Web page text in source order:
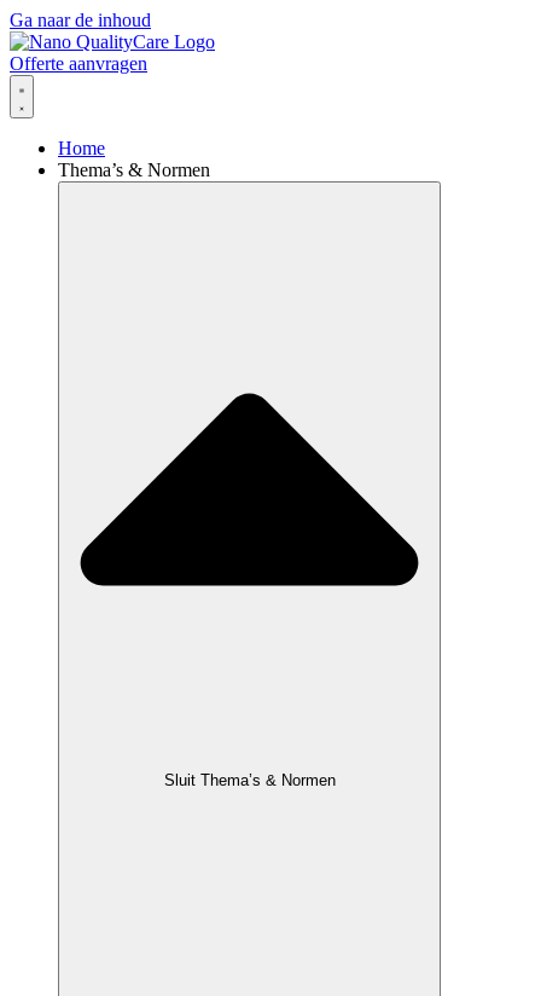
Ga naar de inhoud
Offerte aanvragen
Home
Thema’s & Normen
Sluit Thema’s & Normen